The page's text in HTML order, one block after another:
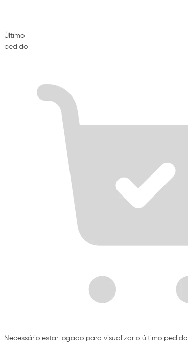
Último
pedido
Necessário estar logado para visualizar o último pedido